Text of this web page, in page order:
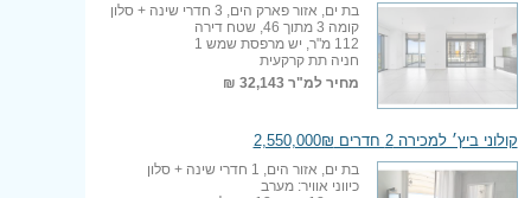
בת ים, אזור פארק הים, 3 חדרי שינה + סלון
קומה 3 מתוך 46, שטח דירה
112 מ"ר, יש מרפסת שמש 1
חניה תת קרקעית
מחיר למ"ר32,143 ₪
קולוני ביץ׳ למכירה 2 חדרים 2,550,000₪
בת ים, אזור הים, 1 חדרי שינה + סלון
כיווני אוויר: מערב